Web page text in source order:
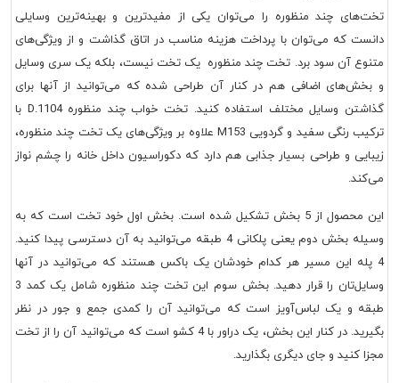
تخت‌های چند منظوره را می‌توان یکی از مفیدترین و بهینه‌ترین وسایلی
دانست که می‌توان با پرداخت هزینه مناسب در اتاق گذاشت و از ویژگی‌های
متنوع آن سود برد. تخت چند منظوره یک تخت نیست، بلکه یک سری وسایل
و بخش‌های اضافی هم در کنار آن طراحی شده که می‌توانید از آنها برای
گذاشتن وسایل مختلف استفاده کنید. تخت خواب چند منظوره D.1104 با
ترکیب رنگی سفید و گردویی M153 علاوه بر ویژگی‌های یک تخت چند منظوره،
زیبایی و طراحی بسیار جذابی هم دارد که دکوراسیون داخل خانه را چشم نواز
می‌کند.
این محصول از 5 بخش تشکیل شده است. بخش اول خود تخت است که به
وسیله بخش دوم یعنی پلکانی 4 طبقه می‌توانید به آن دسترسی پیدا کنید.
4 پله این مسیر هر کدام خودشان یک باکس هستند که می‌توانید در آنها
وسایل‌تان را قرار دهید. بخش سوم این تخت چند منظوره شامل یک کمد 3
طبقه و یک لباس‌آویز است که می‌توانید آن را کمدی جمع و جور در نظر
بگیرید. در کنار این بخش، یک دراور با 4 کشو است که می‌توانید آن را از تخت
مجزا کنید و جای دیگری بگذارید.